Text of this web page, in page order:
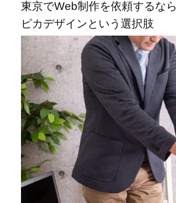
東京でWeb制作を依頼するな
ピカデザインという選択肢